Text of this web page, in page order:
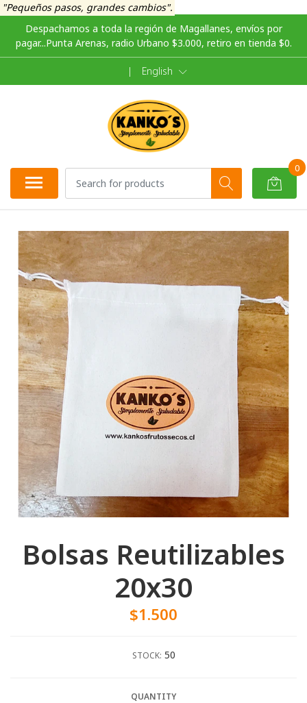
"Pequeños pasos, grandes cambios".
Despachamos a toda la región de Magallanes, envíos por
pagar...Punta Arenas, radio Urbano $3.000, retiro en tienda $0.
| English
0
Bolsas Reutilizables
20x30
$1.500
STOCK: 50
QUANTITY